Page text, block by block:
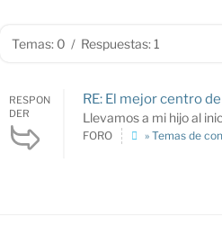
Temas: 0 / Respuestas: 1
RESPON
DER
RE: El mejor centro
Llevamos a mi hijo al
FORO » Temas de